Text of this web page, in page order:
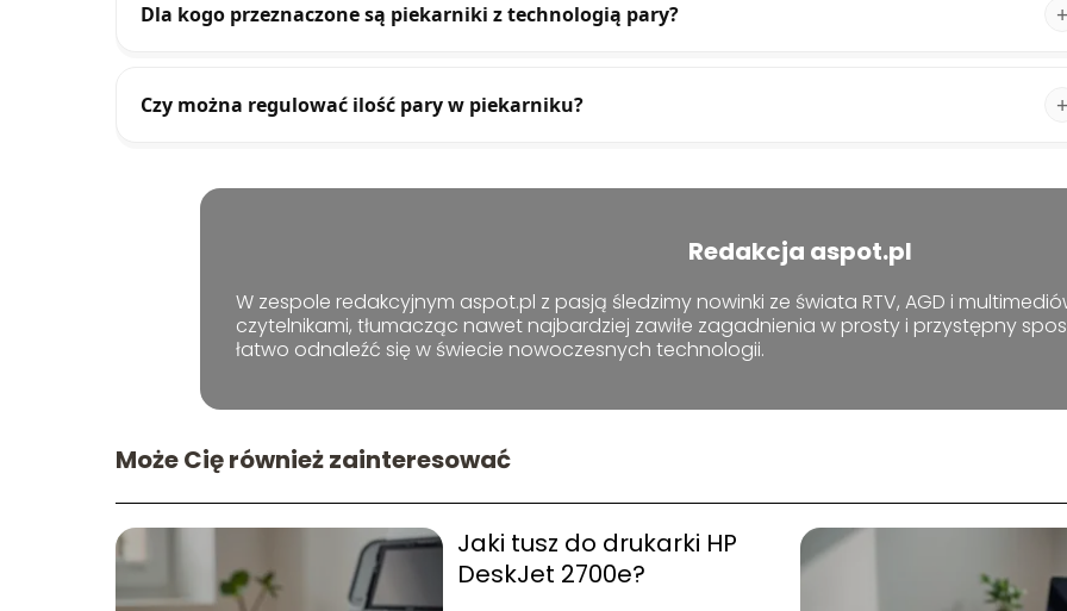
Dla kogo przeznaczone są piekarniki z technologią pary?
Czy można regulować ilość pary w piekarniku?
Redakcja aspot.pl
W zespole redakcyjnym aspot.pl z pasją śledzimy nowinki ze świata RTV, AGD i
czytelnikami, tłumacząc nawet najbardziej zawiłe zagadnienia w prosty i przystępny
łatwo odnaleźć się w świecie nowoczesnych technologii.
Może Cię również zainteresować
Jaki tusz do drukarki HP
DeskJet 2700e?